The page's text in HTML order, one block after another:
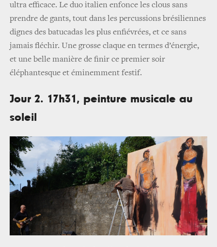
ultra efficace. Le duo italien enfonce les clous sans
prendre de gants, tout dans les percussions brésiliennes
dignes des batucadas les plus enfiévrées, et ce sans
jamais fléchir. Une grosse claque en termes d’énergie,
et une belle manière de finir ce premier soir
éléphantesque et éminemment festif.
Jour 2. 17h31, peinture musicale au
soleil